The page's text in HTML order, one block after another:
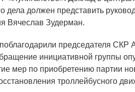
дела должен представить
Вячеслав Зудерман.
председателя СКР
инициативной группы
мер по приобретению партии
троллейбусного